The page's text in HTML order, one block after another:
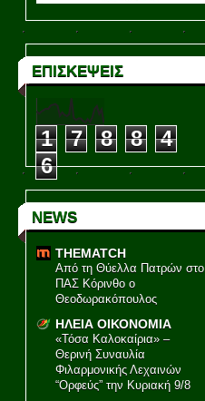
ΕΠΙΣΚΕΨΕΙΣ
1 7 8 8
4
6
NEWS
THEMATCH
Από τη Θύελλα Πατρών στο
ΠΑΣ Κόρινθο ο
Θεοδωρακόπουλος
ΗΛΕΙΑ ΟΙΚΟΝΟΜΙΑ
«Τόσα Καλοκαίρια» –
Θερινή Συναυλία
Φιλαρμονικής Λεχαινών
“Ορφεύς” την Κυριακή 9/8